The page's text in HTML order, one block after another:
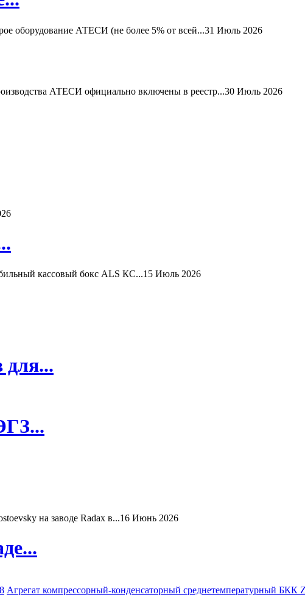
оборудование АТЕСИ (не более 5% от всей...31 Июль 2026
АТЕСИ официально включены в реестр...30 Июль 2026
кассовый бокс ALS КС...15 Июль 2026
на заводе Radax в...16 Июнь 2026
Агрегат компрессорный-конденсаторный среднетемпературный БКК